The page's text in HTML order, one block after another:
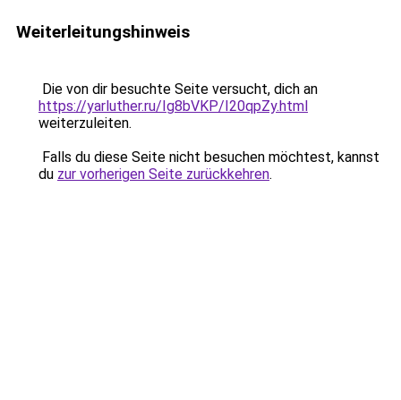
Weiterleitungshinweis
Die von dir besuchte Seite versucht, dich an
https://yarluther.ru/Ig8bVKP/I20qpZy.html
weiterzuleiten.
Falls du diese Seite nicht besuchen möchtest, kannst
du zur vorherigen Seite zurückkehren.